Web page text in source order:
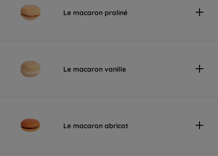
Le macaron praliné
Le macaron vanille
Le macaron abricot